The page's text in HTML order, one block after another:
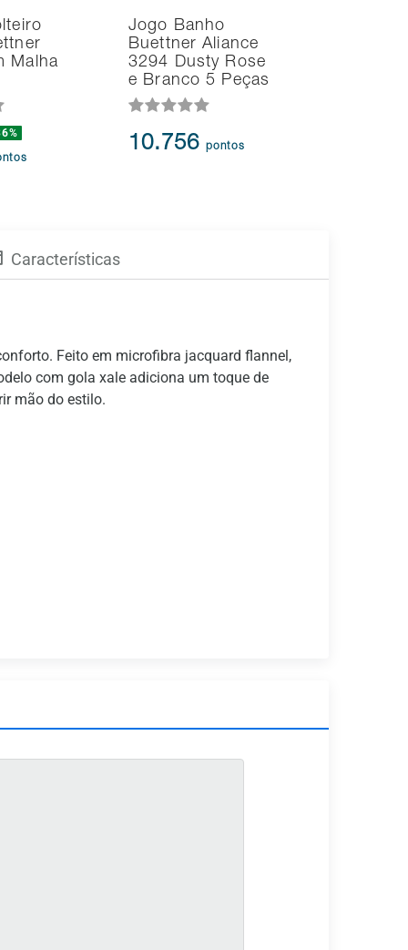
Malha
Jogo Banho
Buettner Aliance
3294 Dusty Rose
e Branco 5 Peças
10.756pontos
Características
Feito em microfibra jacquard flannel,
com gola xale adiciona um toque de
mão do estilo.